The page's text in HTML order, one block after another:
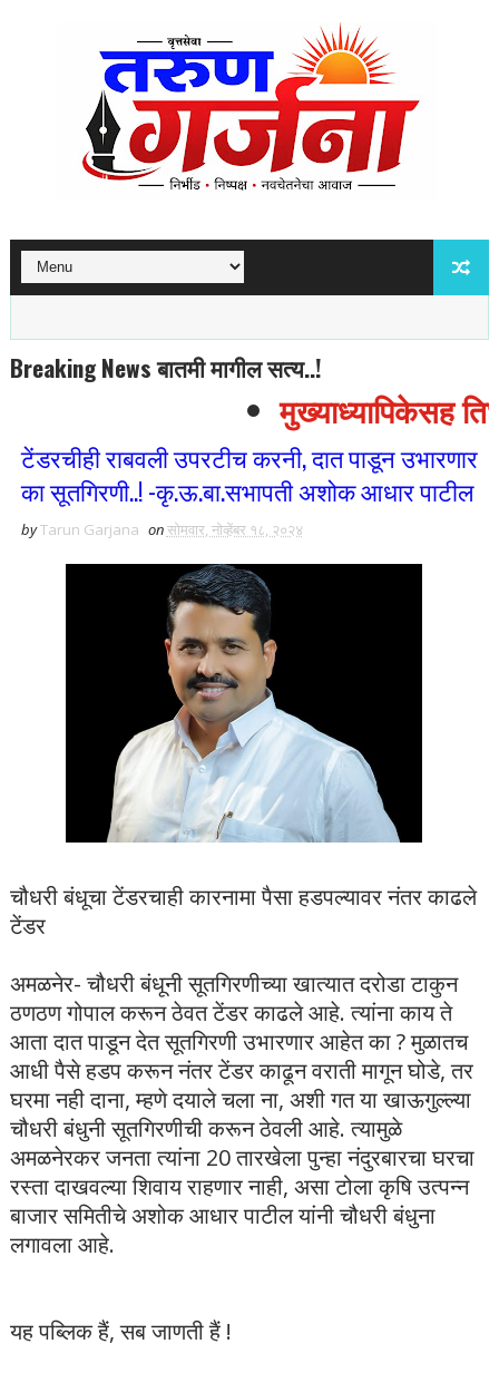
Breaking News बातमी मागील सत्य..!
मुख्याध्यापिकेसह
टेंडरचीही राबवली उपरटीच करनी, दात पाडून उभारणार
का सूतगिरणी..! -कृ.ऊ.बा.सभापती अशोक आधार पाटील
byTarun Garjana onसोमवार, नोव्हेंबर १८, २०२४
चौधरी बंधूचा टेंडरचाही कारनामा पैसा हडपल्यावर नंतर काढले
टेंडर
अमळनेर- चौधरी बंधूनी सूतगिरणीच्या खात्यात दरोडा टाकुन
ठणठण गोपाल करून ठेवत टेंडर काढले आहे. त्यांना काय ते
आता दात पाडून देत सूतगिरणी उभारणार आहेत का ? मुळातच
आधी पैसे हडप करून नंतर टेंडर काढून वराती मागून घोडे, तर
घरमा नही दाना, म्हणे दयाले चला ना, अशी गत या खाऊगुल्ल्या
चौधरी बंधुनी सूतगिरणीची करून ठेवली आहे. त्यामुळे
अमळनेरकर जनता त्यांना 20 तारखेला पुन्हा नंदुरबारचा घरचा
रस्ता दाखवल्या शिवाय राहणार नाही, असा टोला कृषि उत्पन्न
बाजार समितीचे अशोक आधार पाटील यांनी चौधरी बंधुना
लगावला आहे.
यह पब्लिक हैं, सब जाणती हैं !